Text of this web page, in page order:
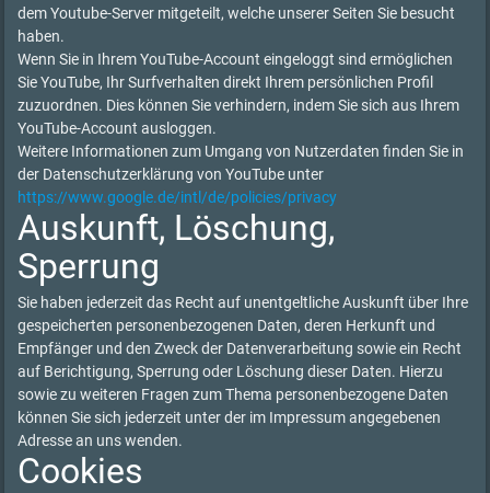
dem Youtube-Server mitgeteilt, welche unserer Seiten Sie besucht
haben.
Wenn Sie in Ihrem YouTube-Account eingeloggt sind ermöglichen
Sie YouTube, Ihr Surfverhalten direkt Ihrem persönlichen Profil
zuzuordnen. Dies können Sie verhindern, indem Sie sich aus Ihrem
YouTube-Account ausloggen.
Weitere Informationen zum Umgang von Nutzerdaten finden Sie in
der Datenschutzerklärung von YouTube unter
https://www.google.de/intl/de/policies/privacy
Auskunft, Löschung,
Sperrung
Sie haben jederzeit das Recht auf unentgeltliche Auskunft über Ihre
gespeicherten personenbezogenen Daten, deren Herkunft und
Empfänger und den Zweck der Datenverarbeitung sowie ein Recht
auf Berichtigung, Sperrung oder Löschung dieser Daten. Hierzu
sowie zu weiteren Fragen zum Thema personenbezogene Daten
können Sie sich jederzeit unter der im Impressum angegebenen
Adresse an uns wenden.
Cookies